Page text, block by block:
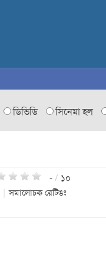
ডিভিডি সিনেমা হল
- / ১০
সমালোচক রেটিঙঃ